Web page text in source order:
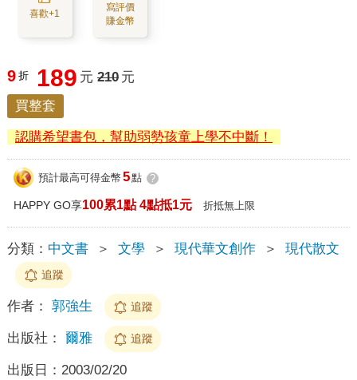
喜歡+1
寫評價
賺金幣
9 折 189 元 210 元
買整套
認購希望書包，幫助弱勢孩童上學不中斷！
預計最高可得金幣 5點 ?
HAPPY GO享100累1點 4點抵1元 折抵無上限
分類： 中文書 ＞ 文學 ＞ 現代華文創作 ＞ 現代散文
追蹤
作者： 郭強生 追蹤
出版社： 爾雅 追蹤
出版日： 2003/02/20